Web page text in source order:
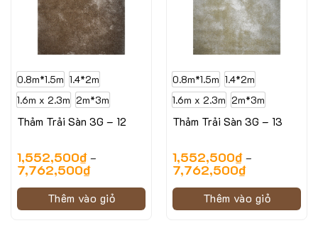
0.8m*1.5m 1.4*2m
1.6m x 2.3m 2m*3m
Thảm Trải Sàn 3G – 12
1,552,500₫–
7,762,500₫
Thêm vào giỏ
0.8m*1.5m 1.4*2m
1.6m x 2.3m 2m*3m
Thảm Trải Sàn 3G – 13
1,552,500₫–
7,762,500₫
Thêm vào giỏ